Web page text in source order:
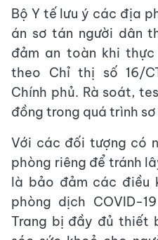
Bộ Y tế lưu ý các địa
án sơ tán người dân
đảm an toàn khi
theo Chỉ thị số 16/
Chính phủ. Rà soát,
đồng trong quá trình
Với các đối tượng có
phòng riêng để tránh
là bảo đảm các điều
phòng dịch COVID-
Trang bị đầy đủ thiết